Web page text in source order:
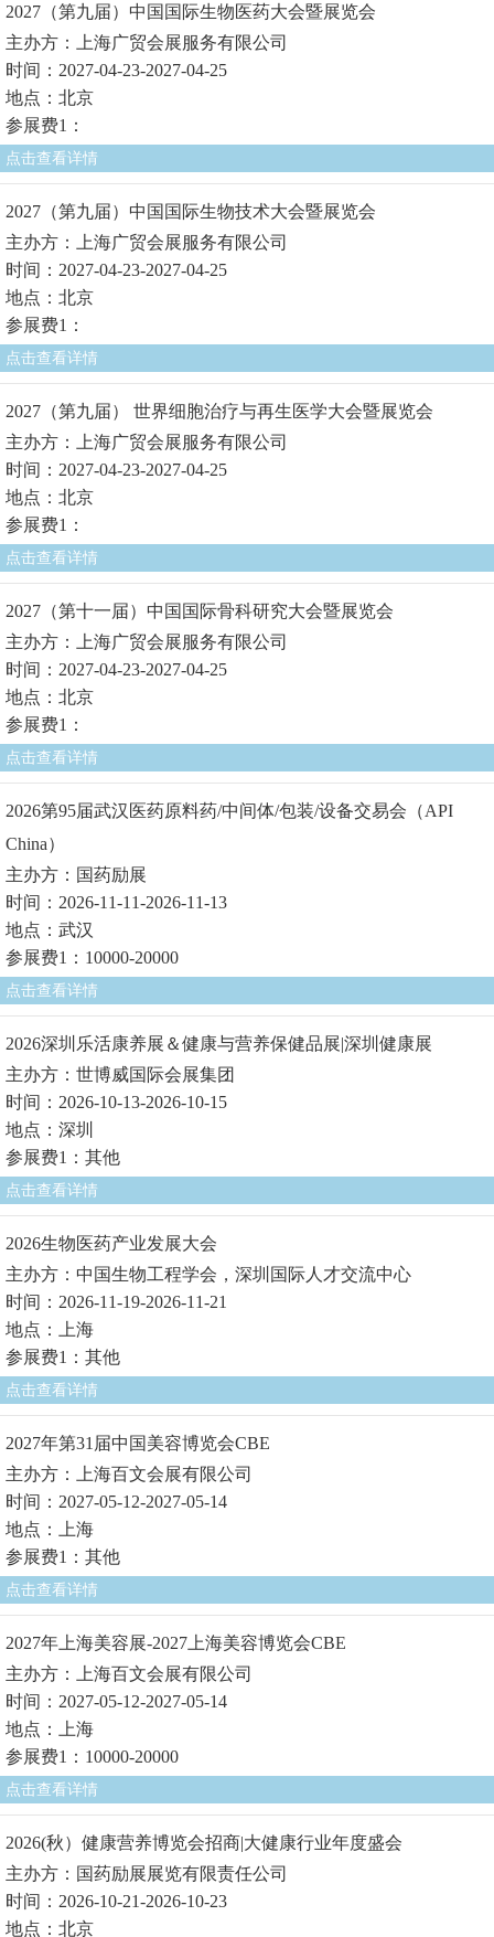
2027（第九届）中国国际生物医药大会暨展览会
主办方：上海广贸会展服务有限公司
时间：2027-04-23-2027-04-25
地点：北京
参展费1：
点击查看详情
2027（第九届）中国国际生物技术大会暨展览会
主办方：上海广贸会展服务有限公司
时间：2027-04-23-2027-04-25
地点：北京
参展费1：
点击查看详情
2027（第九届） 世界细胞治疗与再生医学大会暨展览会
主办方：上海广贸会展服务有限公司
时间：2027-04-23-2027-04-25
地点：北京
参展费1：
点击查看详情
2027（第十一届）中国国际骨科研究大会暨展览会
主办方：上海广贸会展服务有限公司
时间：2027-04-23-2027-04-25
地点：北京
参展费1：
点击查看详情
2026第95届武汉医药原料药/中间体/包装/设备交易会（API
China）
主办方：国药励展
时间：2026-11-11-2026-11-13
地点：武汉
参展费1：10000-20000
点击查看详情
2026深圳乐活康养展＆健康与营养保健品展|深圳健康展
主办方：世博威国际会展集团
时间：2026-10-13-2026-10-15
地点：深圳
参展费1：其他
点击查看详情
2026生物医药产业发展大会
主办方：中国生物工程学会，深圳国际人才交流中心
时间：2026-11-19-2026-11-21
地点：上海
参展费1：其他
点击查看详情
2027年第31届中国美容博览会CBE
主办方：上海百文会展有限公司
时间：2027-05-12-2027-05-14
地点：上海
参展费1：其他
点击查看详情
2027年上海美容展-2027上海美容博览会CBE
主办方：上海百文会展有限公司
时间：2027-05-12-2027-05-14
地点：上海
参展费1：10000-20000
点击查看详情
2026(秋）健康营养博览会招商|大健康行业年度盛会
主办方：国药励展展览有限责任公司
时间：2026-10-21-2026-10-23
地点：北京